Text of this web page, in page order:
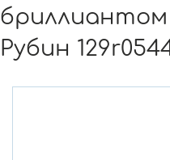
Рубин